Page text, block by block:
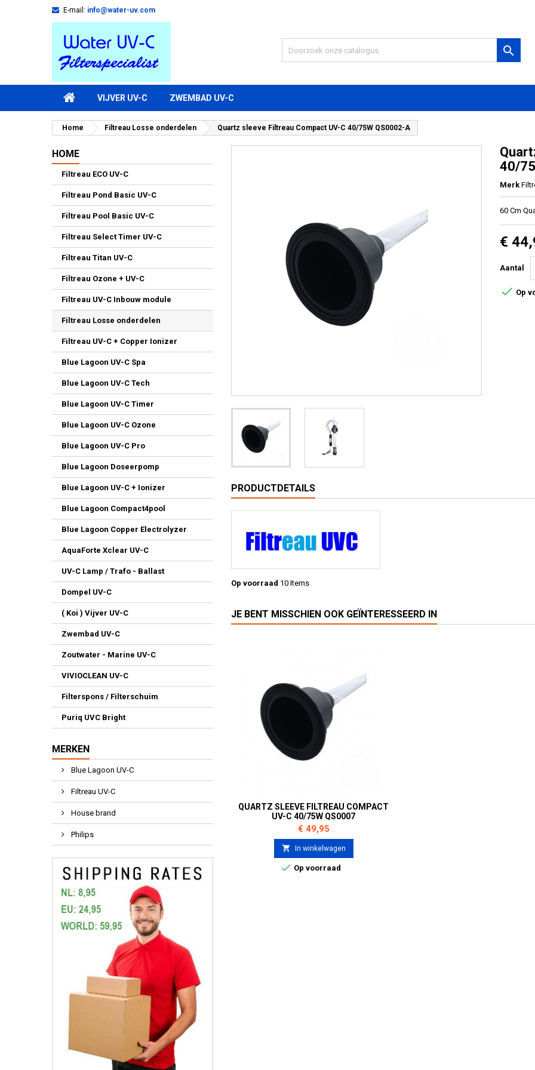
E-mail: info@water-uv.com

VIJVER UV-C ZWEMBAD UV-C
Home Filtreau Losse onderdelen Quartz sleeve Filtreau Compact UV-C 40/75W QS0002-A
HOME
Filtreau ECO UV-C
Filtreau Pond Basic UV-C
Filtreau Pool Basic UV-C
Filtreau Select Timer UV-C
Filtreau Titan UV-C
Filtreau Ozone + UV-C
Filtreau UV-C Inbouw module
Filtreau Losse onderdelen
Filtreau UV-C + Copper Ionizer
Blue Lagoon UV-C Spa
Blue Lagoon UV-C Tech
Blue Lagoon UV-C Timer
Blue Lagoon UV-C Ozone
Blue Lagoon UV-C Pro
Blue Lagoon Doseerpomp
Blue Lagoon UV-C + Ionizer
Blue Lagoon Compact4pool
Blue Lagoon Copper Electrolyzer
AquaForte Xclear UV-C
UV-C Lamp / Trafo - Ballast
Dompel UV-C
( Koi ) Vijver UV-C
Zwembad UV-C
Zoutwater - Marine UV-C
VIVIOCLEAN UV-C
Filterspons / Filterschuim
Puriq UVC Bright
MERKEN
Blue Lagoon UV-C
Filtreau UV-C
House brand
Philips
40/
Merk
60 Cm
€
Aantal
 Op
PRODUCTDETAILS
Op voorraad 10 Items
JE BENT MISSCHIEN OOK GEÏNTERESSEERD IN
QUARTZ SLEEVE FILTREAU COMPACT
UV-C 40/75W QS0007
Prijs
€ 49,95
 In winkelwagen
 Op voorraad